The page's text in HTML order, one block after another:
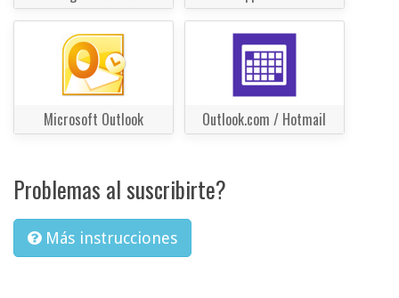
Microsoft Outlook Outlook.com / Hotmail
Problemas al suscribirte?
Más instrucciones